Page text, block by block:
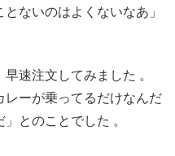
ないのはよくないなあ」
速注文してみました 。
ーが乗ってるだけなんだ
とのことでした 。